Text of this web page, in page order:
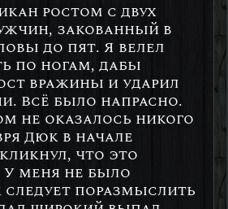
ростом с двух
закованный в
до пят. Я велел
по ногам, дабы
вражины и ударил
Всё было напрасно.
не оказалось никого
Дюк в начале
что это
У меня не было
следует поразмыслить